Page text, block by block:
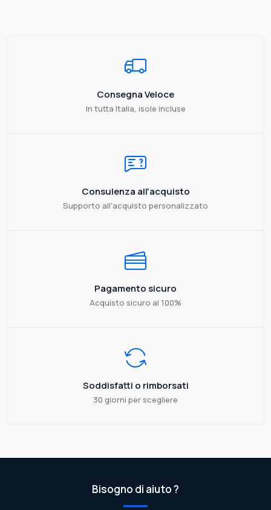
Consegna Veloce
In tutta Italia, isole incluse
Consulenza all'acquisto
Supporto all'acquisto personalizzato
Pagamento sicuro
Acquisto sicuro al 100%
Soddisfatti o rimborsati
30 giorni per scegliere
Bisogno di aiuto ?